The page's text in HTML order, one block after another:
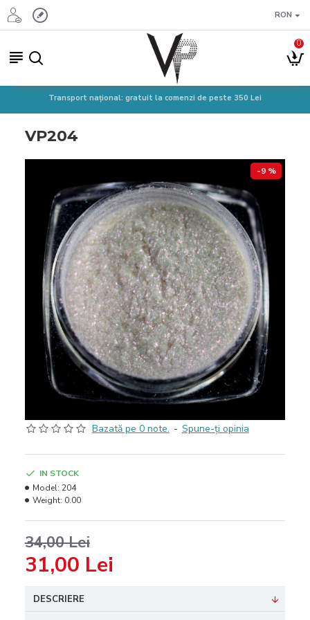
RON
0
Transport național: gratuit la comenzi de peste 350 Lei
VP204
-9 %
Bazată pe 0 note. - Spune-ţi opinia
31,00 Lei
34,00 Lei
IN STOCK
Model: 204
Weight: 0.00
DESCRIERE